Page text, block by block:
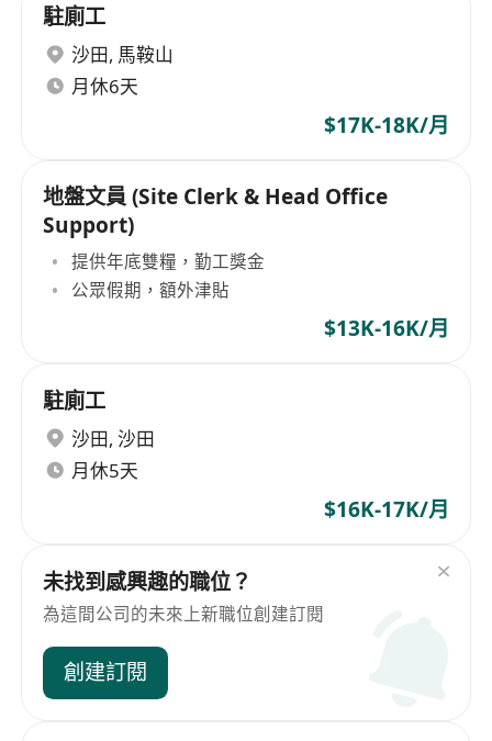
駐廁工
沙田, 馬鞍山
月休6天
$17K-18K/月
地盤文員 (Site Clerk & Head Office
Support)
提供年底雙糧，勤工獎金
公眾假期，額外津貼
$13K-16K/月
駐廁工
沙田, 沙田
月休5天
$16K-17K/月
未找到感興趣的職位？
為這間公司的未來上新職位創建訂閱
創建訂閱